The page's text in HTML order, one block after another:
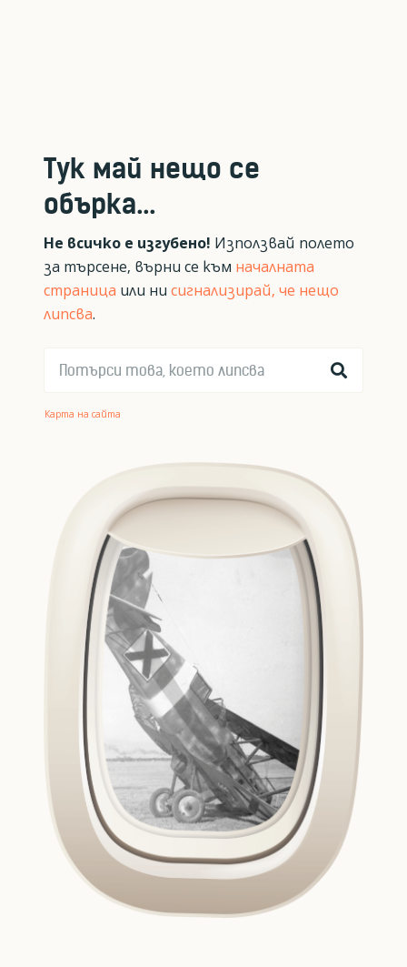
Тук май нещо се
обърка...
Не всичко е изгубено! Използвай полето
за търсене, върни се към началната
страница или ни сигнализирай, че нещо
липсва.
Карта на сайта